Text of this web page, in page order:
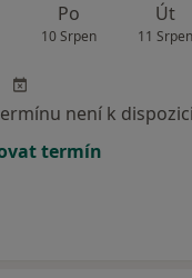
Po
10 Srpen
Út
11 Srpen
není k dispozici
termín